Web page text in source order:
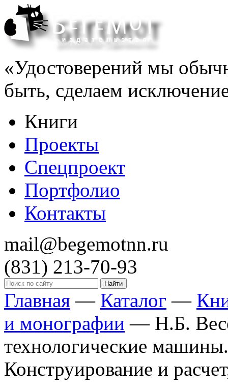
«Удостоверений мы
быть, сделаем
Книги
Проекты
Спецпроект
Портфолио
Контакты
mail@begemotnn.ru
(831) 213-70-93
Главная — Каталог —
и монографии — Н.Б.
технологические
Конструирование и